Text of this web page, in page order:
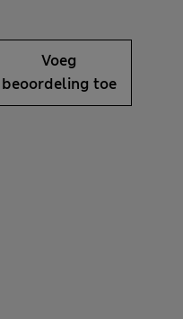
Voeg
beoordeling toe